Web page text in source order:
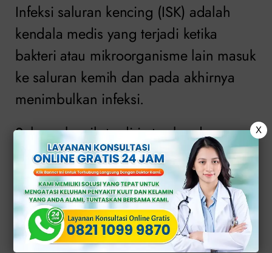
Infeksi saluran kencing (ISK) adalah
kendala medis yang terjadi ketika
bakteri atau mikroorganisme lain masuk
ke saluran kemih dan pada akhirnya
menimbulkan infeksi.
Saluran kemih terdiri atas kandung
kemih, uretra (bagian yang
menghubungkan kandung kemih
dengan luar tubuh), ureter (saluran
yang menghubungkan kandung kemih
dengan ginjal), dan ginjal.
X